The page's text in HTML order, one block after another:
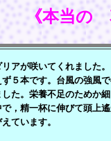
《本当の
アが咲いてくれました
５本です。台風の強風
た。栄養不足のためか
，精一杯に伸びて頭上
ています。